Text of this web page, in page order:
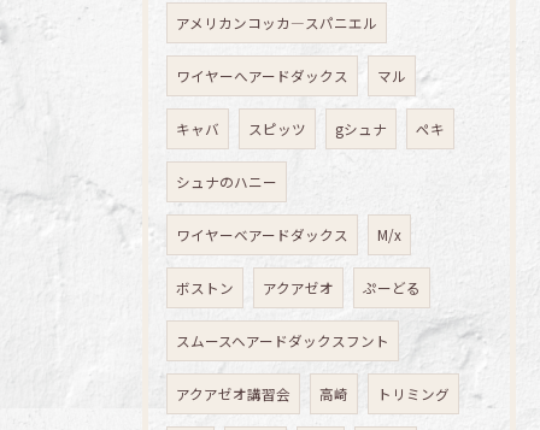
アメリカンコッカ―スパニエル
ワイヤーへアードダックス マル
キャバ スピッツ gシュナ ペキ
シュナのハニー
ワイヤーベアードダックス M/x
ボストン アクアゼオ ぷーどる
スムースヘアードダックスフント
アクアゼオ講習会 高崎 トリミング